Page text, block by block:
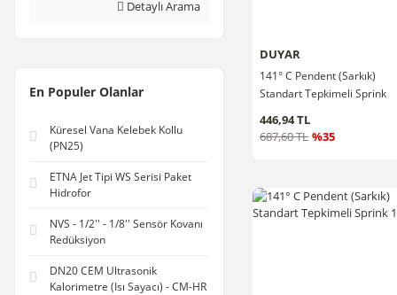
GPM (1)
GPM (1)
DN65 Akış Değer: 100
Gövde (1)
Kapak (1)
T-1720 Yer Üstü Yangın
Hidrantı (1)
Detaylı Arama
En Populer Olanlar
Küresel Vana Kelebek Kollu
(PN25)
ETNA Jet Tipi WS Serisi Paket
Hidrofor
NVS - 1/2'' - 1/8'' Sensör Kovanı
Redüksiyon
DN20 CEM Ultrasonik
Kalorimetre (Isı Sayacı) - CM-HR
DUYAR
141° C Pendent (Sarkık)
Standart Tepkimeli Sprink
446,94 TL
687,60 TL %35